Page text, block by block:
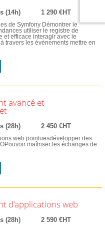
(14h) 1 290 €HT
de Symfony Démontrer le
utiliser le registre de
et efficace interagir avec le
travers les évènements mettre en
avancé et
(28h) 2 450 €HT
web pointuesdévelopper des
maîtriser les échanges de
d'applications web
(28h) 2 590 €HT